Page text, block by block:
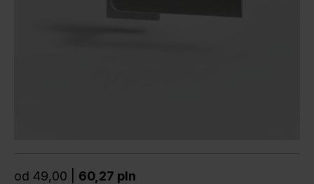
od 49,00 | 60,27 pln